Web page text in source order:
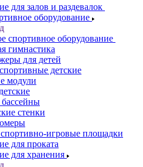
для залов и раздевалок
оборудование
спортивное оборудование
гимнастика
для детей
детские
модули
стенки
игровые площадки
для проката
для хранения